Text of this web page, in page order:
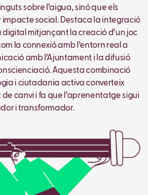
sobre l’aigua, sinó que els
social. Destaca la integració
mitjançant la creació d’un joc
la connexió amb l’entorn real a
amb l’Ajuntament i la difusió
Aquesta combinació
i ciutadania activa converteix
de canvi i fa que l’aprenentatge sigui
i transformador.